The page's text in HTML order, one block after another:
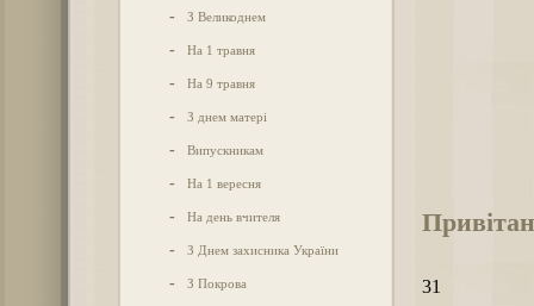
- З Великоднем
- На 1 травня
- На 9 травня
- З днем матері
- Випускникам
- На 1 вересня
- На день вчителя
- З Днем захисника України
- З Покрова 31